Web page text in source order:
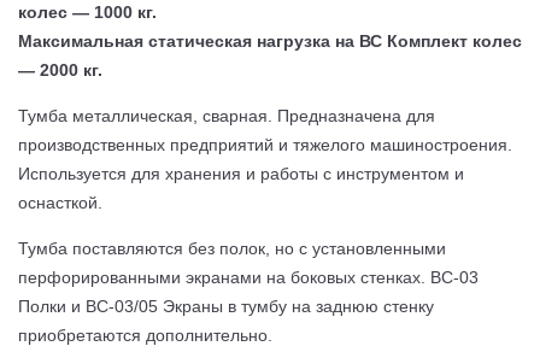
колес — 1000 кг.
Максимальная статическая нагрузка на ВС Комплект колес
— 2000 кг.
Тумба металлическая, сварная. Предназначена для
производственных предприятий и тяжелого машиностроения.
Используется для хранения и работы с инструментом и
оснасткой.
Тумба поставляются без полок, но с установленными
перфорированными экранами на боковых стенках. ВС-03
Полки и ВС-03/05 Экраны в тумбу на заднюю стенку
приобретаются дополнительно.